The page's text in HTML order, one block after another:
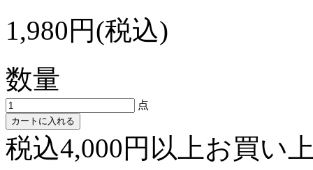
1,980円(税込)
数量
点
カートに入れる
税込4,000円以上お買い